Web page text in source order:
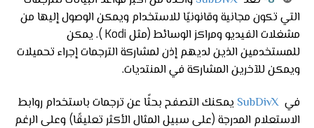
التي تكون مجانية وقانونيًا للاستخدام ويمكن الوصول إليها من
مشغلات الفيديو ومراكز الوسائط (مثل Kodi ). يمكن
للمستخدمين الذين لديهم إذن لمشاركة الترجمات إجراء تحميلات
ويمكن للآخرين المشاركة في المنتديات.
في SubDivX يمكنك التصفح بحثًا عن ترجمات باستخدام روابط
الاستعلام المدرجة (على سبيل المثال الأكثر تعليقًا) وعلى الرغم